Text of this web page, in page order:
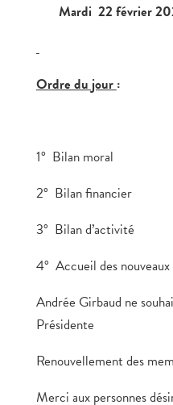
Mardi 22 février
Ordre du jour :
1° Bilan moral
2° Bilan financier
3° Bilan d’activité
4° Accueil des
Andrée Girbaud ne
Présidente
Renouvellement des
Merci aux personnes